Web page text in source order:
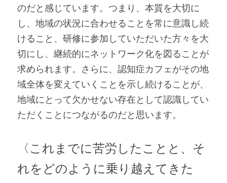
のだと感じています。つまり、本質を大切に
し、地域の状況に合わせることを常に意識し続
けること、研修に参加していただいた方々を大
切にし、継続的にネットワーク化を図ることが
求められます。さらに、認知症カフェがその地
域全体を変えていくことを示し続けることが、
地域にとって欠かせない存在として認識してい
ただくことにつながるのだと思います。
〈これまでに苦労したことと、そ
れをどのように乗り越えてきた